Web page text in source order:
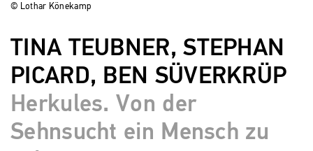
© Lothar Könekamp
TINA TEUBNER, STEPHAN
PICARD, BEN SÜVERKRÜP
Herkules. Von der
Sehnsucht ein Mensch zu